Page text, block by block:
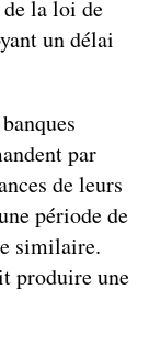
la loi de
un délai
par
de leurs
période de
similaire.
produire une